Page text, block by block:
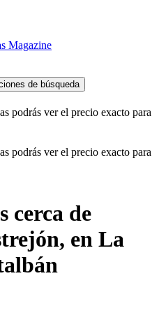
Magazine
de búsqueda
podrás ver el precio exacto para
podrás ver el precio exacto para
cerca de
en La